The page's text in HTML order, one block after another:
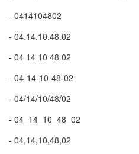
- 0414104802
- 04.14.10.48.02
- 04 14 10 48 02
- 04-14-10-48-02
- 04/14/10/48/02
- 04_14_10_48_02
- 04,14,10,48,02